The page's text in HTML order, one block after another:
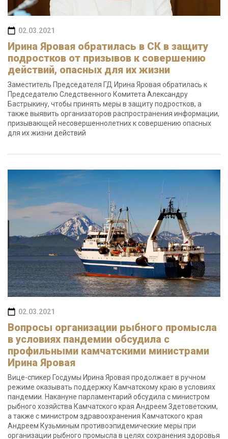
02.03.2021
Ирина Яровая обратилась в СК в защиту
подростков от призывов к совершению
действий, опасных для их жизни
Заместитель Председателя ГД Ирина Яровая обратилась к
Председателю Следственного Комитета Александру
Бастрыкину, чтобы принять меры в защиту подростков, а
также выявить организаторов распространения информации,
призывающей несовершеннолетних к совершению опасных
для их жизни действий
02.03.2021
Вопросы организации рыбного промысла
в условиях пандемии обсудила с
профильными камчатскими министрами
Ирина Яровая
Вице-спикер Госдумы Ирина Яровая продолжает в ручном
режиме оказывать поддержку Камчатскому краю в условиях
пандемии. Накануне парламентарий обсудила с министром
рыбного хозяйства Камчатского края Андреем Здетоветским,
а также с министром здравоохранения Камчатского края
Андреем Кузьминым противоэпидемические меры при
организации рыбного промысла в целях сохранения здоровья